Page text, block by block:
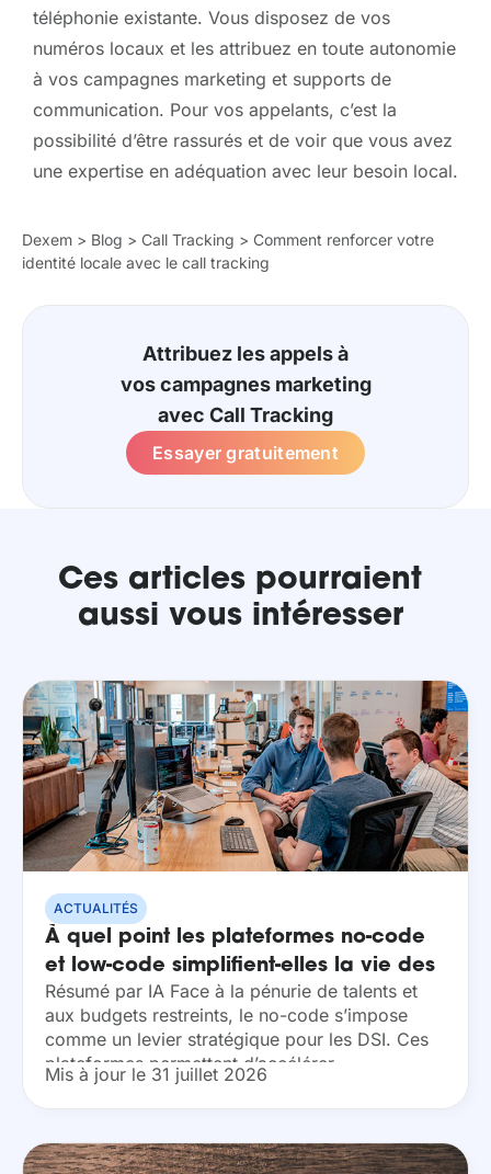
Attribuez les appels à
vos campagnes marketing
avec Call Tracking
Essayer gratuitement
téléphonie existante. Vous disposez de vos
numéros locaux et les attribuez en toute autonomie
à vos campagnes marketing et supports de
communication. Pour vos appelants, c’est la
possibilité d’être rassurés et de voir que vous avez
une expertise en adéquation avec leur besoin local.
Dexem > Blog > Call Tracking > Comment renforcer votre
identité locale avec le call tracking
Ces articles pourraient
aussi vous intéresser
ACTUALITÉS
À quel point les plateformes no-code
et low-code simplifient-elles la vie des
DSI ?
Résumé par IA Face à la pénurie de talents et
aux budgets restreints, le no-code s’impose
comme un levier stratégique pour les DSI. Ces
plateformes permettent d’accélérer
drastiquement les cycles de développement, de
simplifier la maintenance...
Mis à jour le 31 juillet 2026